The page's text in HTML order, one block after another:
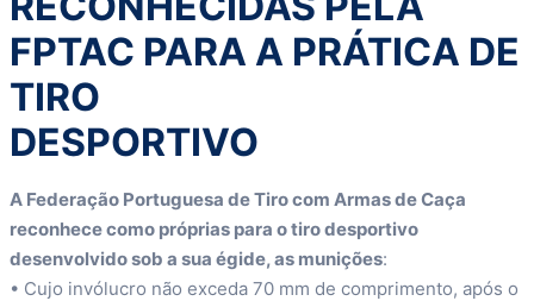
FPTAC PARA A PRÁTICA DE
TIRO
DESPORTIVO
A Federação Portuguesa de Tiro com Armas de Caça
reconhece como próprias para o tiro desportivo
desenvolvido sob a sua égide, as munições:
• Cujo invólucro não exceda 70 mm de comprimento, após o